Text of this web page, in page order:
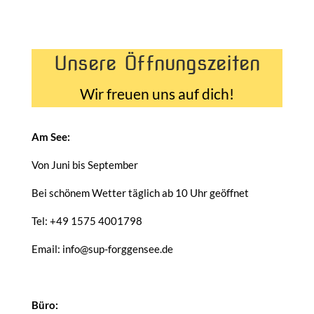
Unsere Öffnungszeiten
Wir freuen uns auf dich!
Am See:
Von Juni bis September
Bei schönem Wetter täglich ab 10 Uhr geöffnet
Tel: +49 1575 4001798
Email: info@sup-forggensee.de
Büro: